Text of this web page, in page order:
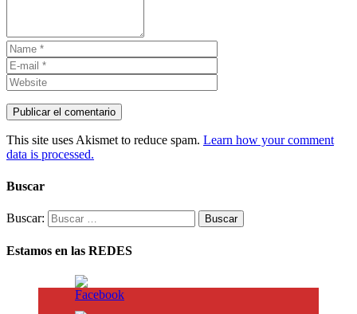
This site uses Akismet to reduce spam. Learn how your comment
data is processed.
Buscar
Buscar:
Estamos en las REDES